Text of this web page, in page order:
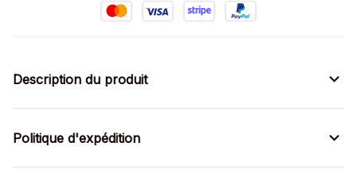
Description du produit
Politique d'expédition